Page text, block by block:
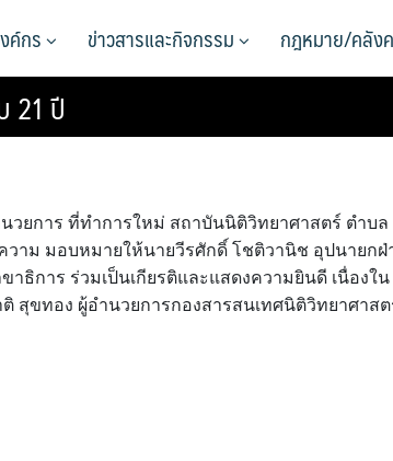
ค์กร ข่าวสารและกิจกรรม กฎหมาย/คลัง
21 ปี
วยการ ที่ทำการใหม่ สถาบันนิติวิทยาศาสตร์ ตำบล
าม มอบหมายให้นายวีรศักดิ์ โชติวานิช อุปนายกฝ่
ธิการ ร่วมเป็นเกียรติและแสดงความยินดี เนื่องใน
สุขทอง ผู้อำนวยการกองสารสนเทศนิติวิทยาศาสต